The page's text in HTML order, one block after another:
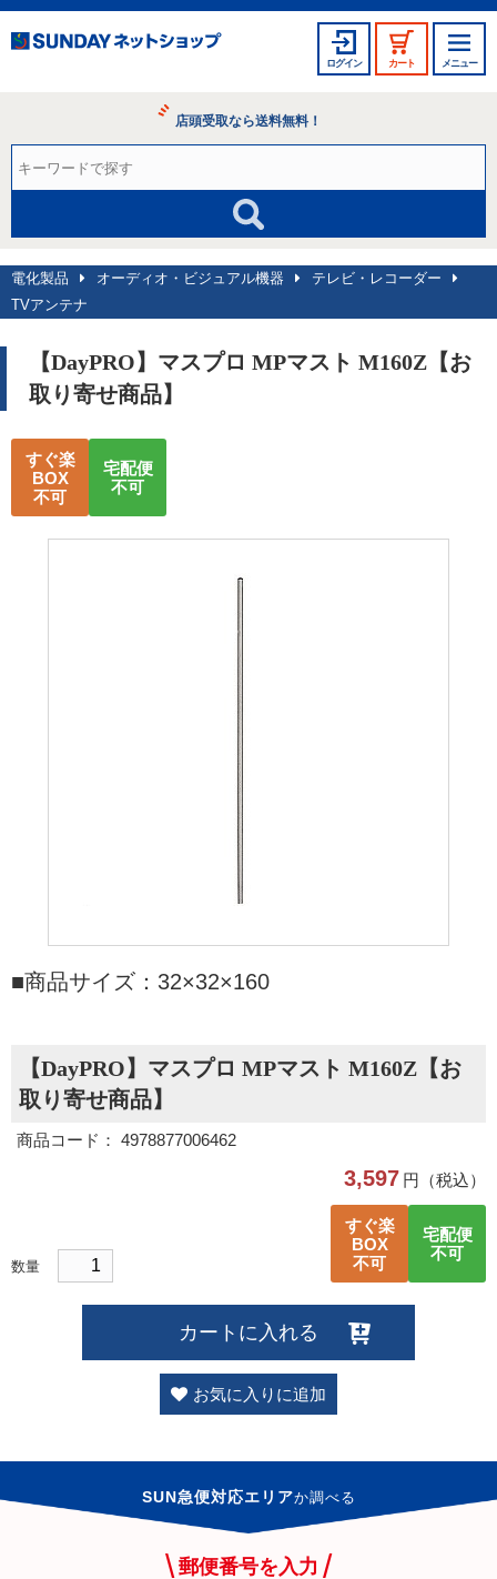
ログイン カート メニュー
店頭受取なら送料無料！
電化製品 オーディオ・ビジュアル機器
テレビ・レコーダー
TVアンテナ
【DayPRO】マスプロ MPマスト M160Z【お
取り寄せ商品】
すぐ楽
BOX
不可
宅配便
不可
■商品サイズ：32×32×160
【DayPRO】マスプロ MPマスト M160Z【お
取り寄せ商品】
商品コード： 4978877006462
3,597 円（税込）
数量
すぐ楽
BOX
不可
宅配便
不可
カートに入れる
お気に入りに追加
SUN急便対応エリアか調べる
郵便番号を入力